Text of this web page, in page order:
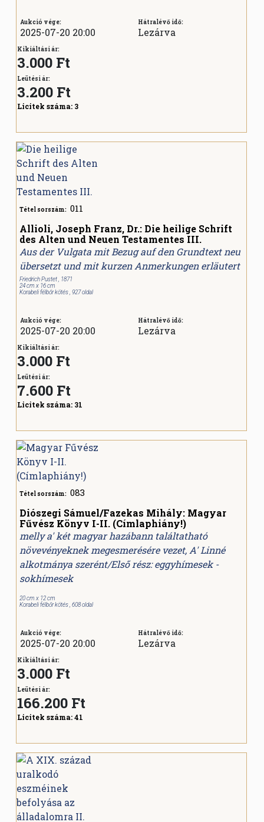
Aukció vége:
2025-07-20 20:00
Hátralévő idő:
Lezárva
Kikiáltási ár:
3.000 Ft
Leütési ár:
3.200 Ft
Licitek száma: 3
Tétel sorszám: 011
Allioli, Joseph Franz, Dr.: Die heilige Schrift
des Alten und Neuen Testamentes III.
Aus der Vulgata mit Bezug auf den Grundtext neu
übersetzt und mit kurzen Anmerkungen erläutert
Friedrich Pustet , 1871
24 cm x 16 cm
Korabeli félbőr kötés , 927 oldal
Aukció vége:
2025-07-20 20:00
Hátralévő idő:
Lezárva
Kikiáltási ár:
3.000 Ft
Leütési ár:
7.600 Ft
Licitek száma: 31
Tétel sorszám: 083
Diószegi Sámuel/Fazekas Mihály: Magyar
Fűvész Könyv I-II. (Címlaphiány!)
melly a' két magyar hazábann találtatható
növevényeknek megesmerésére vezet, A' Linné
alkotmánya szerént/Első rész: eggyhímesek -
sokhímesek
20 cm x 12 cm
Korabeli félbőr kötés , 608 oldal
Aukció vége:
2025-07-20 20:00
Hátralévő idő:
Lezárva
Kikiáltási ár:
3.000 Ft
Leütési ár:
166.200 Ft
Licitek száma:41